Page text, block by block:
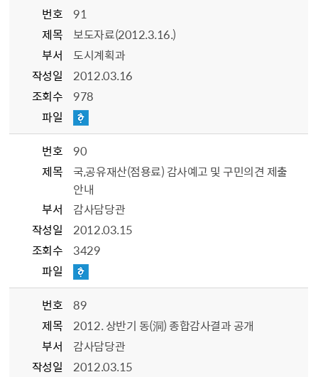
번호
91
제목
보도자료(2012.3.16.)
부서
도시계획과
작성일
2012.03.16
조회수
978
파일
번호
90
제목
국,공유재산(점용료) 감사예고 및 구민의견 제출
안내
부서
감사담당관
작성일
2012.03.15
조회수
3429
파일
번호
89
제목
2012. 상반기 동(洞) 종합감사결과 공개
부서
감사담당관
작성일
2012.03.15